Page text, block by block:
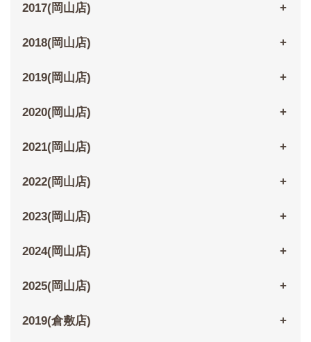
2017(岡山店)
2018(岡山店)
2019(岡山店)
2020(岡山店)
2021(岡山店)
2022(岡山店)
2023(岡山店)
2024(岡山店)
2025(岡山店)
2019(倉敷店)